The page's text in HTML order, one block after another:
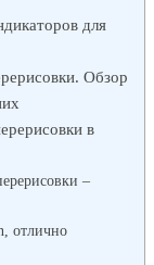
для
Обзор
в
–
отлично